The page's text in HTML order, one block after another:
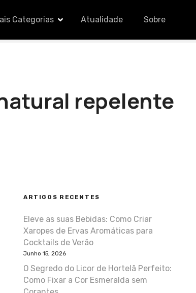
Categorias Atualidade Sobre
repelente
ARTIGOS RECENTES
Eleve as suas Bebidas: Como Criar
Xaropes de Ervas Aromáticas para
Cocktails de Verão
Junho 15, 2026
O Segredo do Licor de Hortelã Perfeito:
Como Fixar a Cor Esmeralda sem